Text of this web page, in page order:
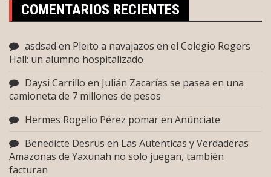
COMENTARIOS RECIENTES
asdsad en Pleito a navajazos en el Colegio Rogers
Hall: un alumno hospitalizado
Daysi Carrillo en Julián Zacarías se pasea en una
camioneta de 7 millones de pesos
Hermes Rogelio Pérez pomaren Anúnciate
Benedicte Desrus en Las Autenticas y Verdaderas
Amazonas de Yaxunah no solo juegan, también
facturan